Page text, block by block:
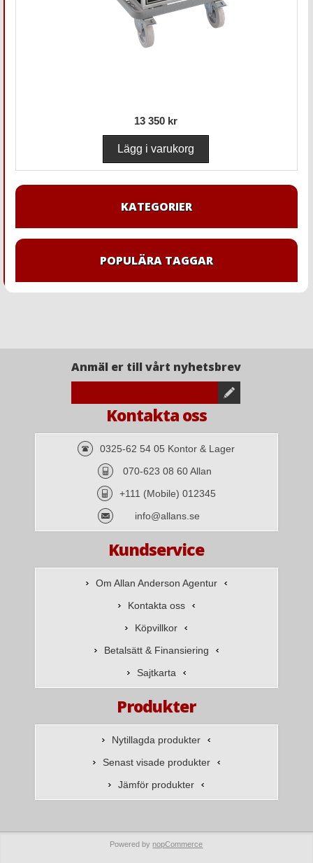
13 350 kr
KATEGORIER
POPULÄRA TAGGAR
Anmäl er till vårt nyhetsbrev
Kontakta oss
0325-62 54 05 Kontor & Lager
070-623 08 60 Allan
+111 (Mobile) 012345
info@allans.se
Kundservice
Om Allan Anderson Agentur
Kontakta oss
Köpvillkor
Betalsätt & Finansiering
Sajtkarta
Produkter
Nytillagda produkter
Senast visade produkter
Jämför produkter
Powered by nopCommerce